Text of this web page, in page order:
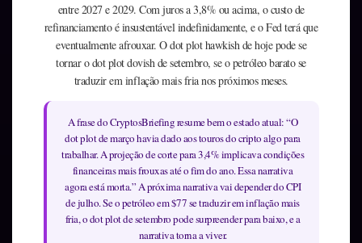
entre 2027 e 2029. Com juros a 3,8% ou acima, o custo de
refinanciamento é insustentável indefinidamente, e o Fed terá que
eventualmente afrouxar. O dot plot hawkish de hoje pode se
tornar o dot plot dovish de setembro, se o petróleo barato se
traduzir em inflação mais fria nos próximos meses.
A frase do CryptosBriefing resume bem o estado atual: “O
dot plot de março havia dado aos touros do cripto algo para
trabalhar. A projeção de corte para 3,4% implicava condições
financeiras mais frouxas até o fim do ano. Essa narrativa
agora está morta.” A próxima narrativa vai depender do CPI
de julho. Se o petróleo em $77 se traduzir em inflação mais
fria, o dot plot de setembro pode surpreender para baixo, e a
narrativa torna a viver.